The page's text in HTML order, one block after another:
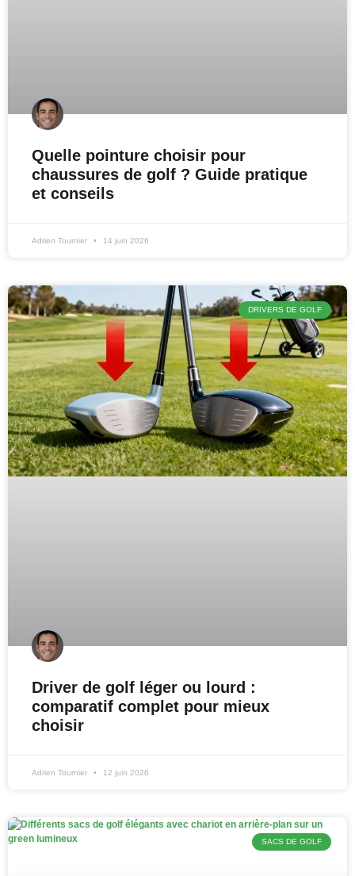
Quelle pointure choisir pour
chaussures de golf ? Guide pratique
et conseils
Adrien Tournier 14 juin 2026
DRIVERS DE GOLF
Driver de golf léger ou lourd :
comparatif complet pour mieux
choisir
Adrien Tournier 12 juin 2026
SACS DE GOLF